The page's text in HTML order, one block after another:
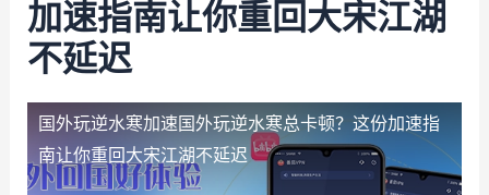
加速指南让你重回大宋江湖
不延迟
国外玩逆水寒加速国外玩逆水寒总卡顿？这份加速指
南让你重回大宋江湖不延迟